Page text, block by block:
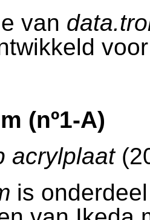
van
(nº1-A)
acrylplaat
is